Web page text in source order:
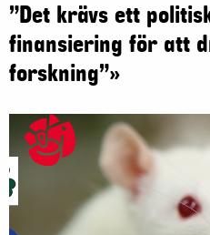
”Det krävs ett
finansiering för att
forskning”»